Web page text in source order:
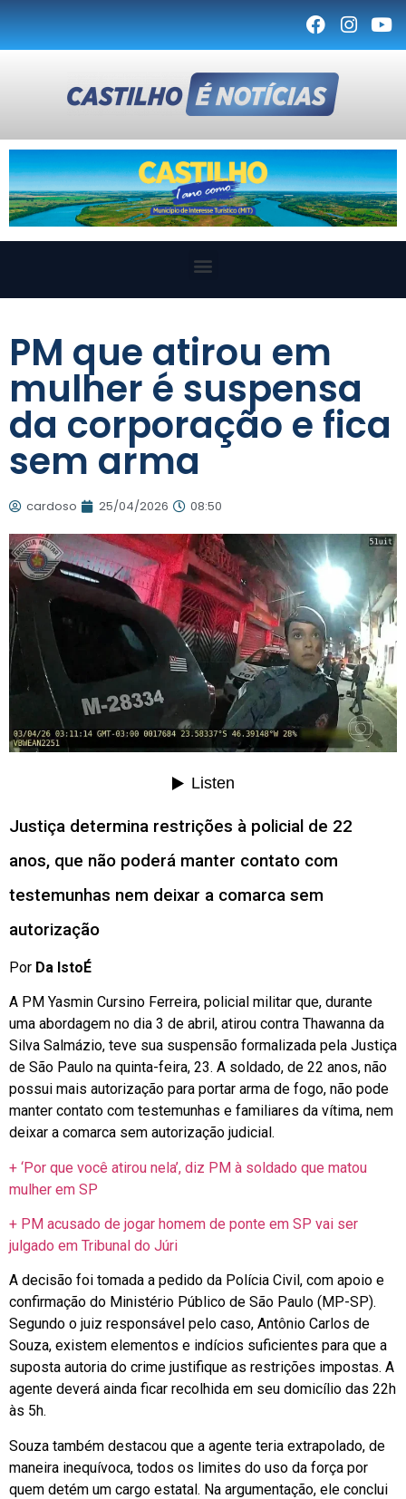
PM que atirou em
mulher é suspensa
da corporação e fica
sem arma
cardoso 25/04/2026 08:50
Justiça determina restrições à policial de 22
anos, que não poderá manter contato com
testemunhas nem deixar a comarca sem
autorização
Por Da IstoÉ
A PM Yasmin Cursino Ferreira, policial militar que, durante
uma abordagem no dia 3 de abril, atirou contra Thawanna da
Silva Salmázio, teve sua suspensão formalizada pela Justiça
de São Paulo na quinta-feira, 23. A soldado, de 22 anos, não
possui mais autorização para portar arma de fogo, não pode
manter contato com testemunhas e familiares da vítima, nem
deixar a comarca sem autorização judicial.
+ ‘Por que você atirou nela’, diz PM à soldado que matou
mulher em SP
+ PM acusado de jogar homem de ponte em SP vai ser
julgado em Tribunal do Júri
A decisão foi tomada a pedido da Polícia Civil, com apoio e
confirmação do Ministério Público de São Paulo (MP-SP).
Segundo o juiz responsável pelo caso, Antônio Carlos de
Souza, existem elementos e indícios suficientes para que a
suposta autoria do crime justifique as restrições impostas. A
agente deverá ainda ficar recolhida em seu domicílio das 22h
às 5h.
Souza também destacou que a agente teria extrapolado, de
maneira inequívoca, todos os limites do uso da força por
quem detém um cargo estatal. Na argumentação, ele conclui